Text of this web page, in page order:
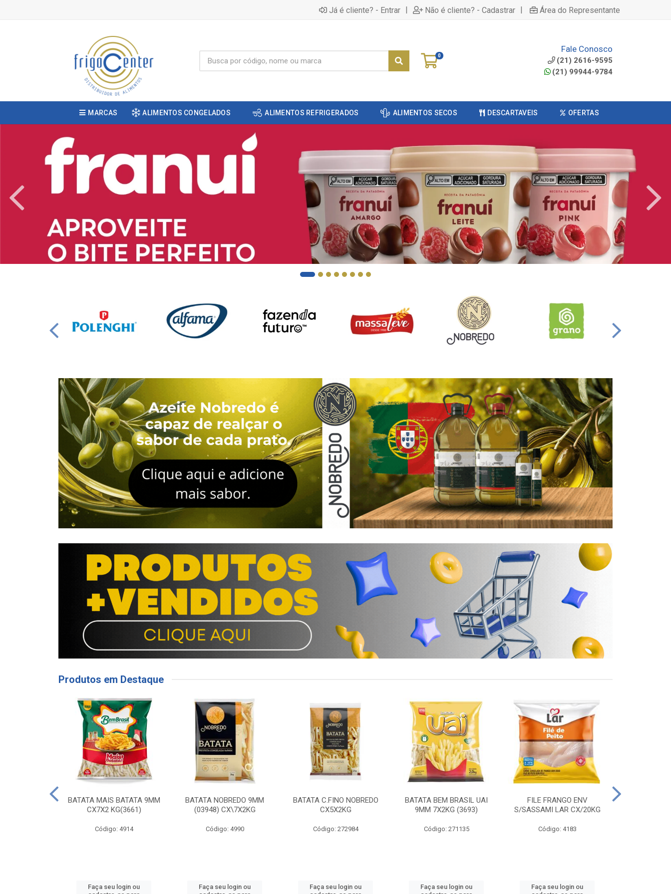
Já é cliente? - Entrar | Não é cliente? - Cadastrar | Área do Representante
0
Fale Conosco
(21) 2616-9595
(21) 99944-9784
MARCAS ALIMENTOS CONGELADOS ALIMENTOS REFRIGERADOS ALIMENTOS SECOS DESCARTAVEIS OFERTAS
Produtos em Destaque
BATATA MAIS BATATA 9MM
CX7X2 KG(3661)
Código: 4914
Faça seu login ou
BATATA NOBREDO 9MM
(03948) CX\7X2KG
Código: 4990
Faça seu login ou
BATATA C.FINO NOBREDO
CX5X2KG
Código: 272984
Faça seu login ou
BATATA BEM BRASIL UAI
9MM 7X2KG (3693)
Código: 271135
Faça seu login ou
FILE FRANGO ENV
S/SASSAMI LAR CX/20KG
Código: 4183
Faça seu login ou